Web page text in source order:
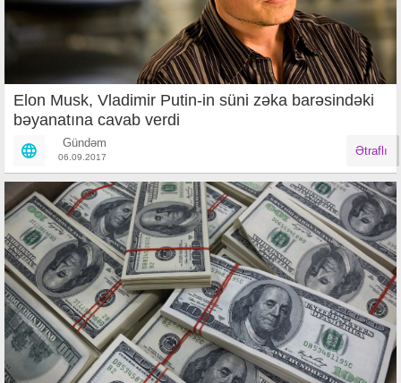
Elon Musk, Vladimir Putin-in süni zəka barəsindəki
bəyanatına cavab verdi
Gündəm
06.09.2017 Ətraflı